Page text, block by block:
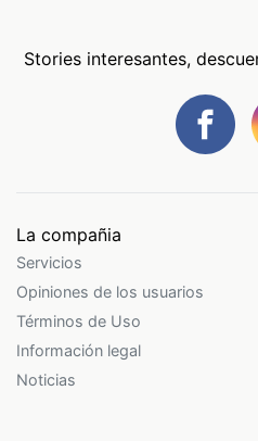
Stories interesantes,
La compañia
Servicios
Opiniones de los usuarios
Términos de Uso
Información legal
Noticias